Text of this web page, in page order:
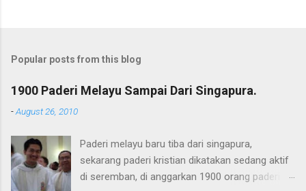
Popular posts from this blog
1900 Paderi Melayu Sampai Dari Singapura.
-August 26, 2010
Paderi melayu baru tiba dari singapura,
sekarang paderi kristian dikatakan sedang aktif
di seremban, di anggarkan 1900 orang paderi